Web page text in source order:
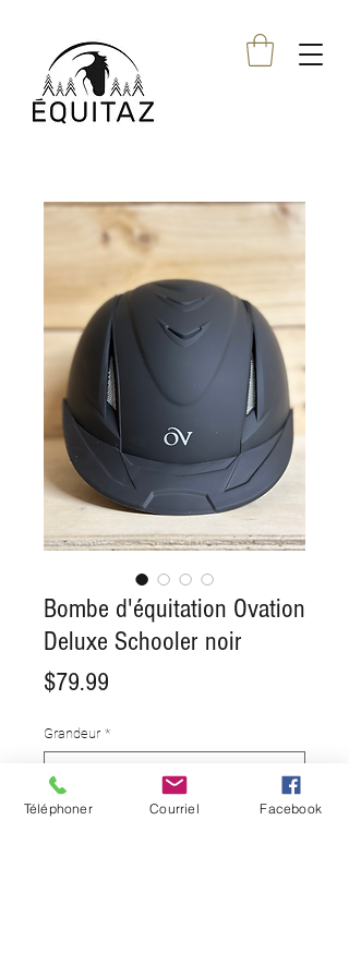
Bombe d'équitation Ovation
Deluxe Schooler noir
$79.99
Grandeur *
Quantity
Téléphoner Courriel Facebook